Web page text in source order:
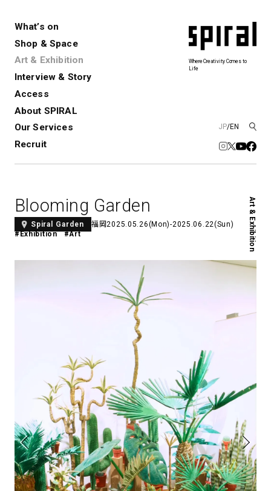
What’s on
Shop & Space
Art & Exhibition
Interview & Story
Access
About SPIRAL
Our Services
Recruit
JP/EN
Where Creativity Comes to
Life
Spiral
Spiral Market 6 Spiral Hall
Nail Salon4
Spiral Nail Salon 青山
Spiral Nail Salon NEWoMan
⾼輪
naila 横浜ランドマーク
Café
Spiral Café 青山
Spiral Garden 福岡ワンビル
CAFE AALTO 新丸ビル
Exhibition
展覧会やイベント
演劇やダンス、ライブ公演、イベント
Art Projects
アートプロジェクト・イベント
SICF
Spiral Print Collection
スパイラルが提案するオリジナルプ
リント作品
SPIRALのご紹介
お問い合わせ
レンタルスペース
コンサルティング 商品開発
新卒採用
アルバイト・その他
Blooming Garden
Spiral Garden 福岡 2025.05.26(Mon)-2025.06.22(Sun)
#Exhibition
#Art Art & Exhibition